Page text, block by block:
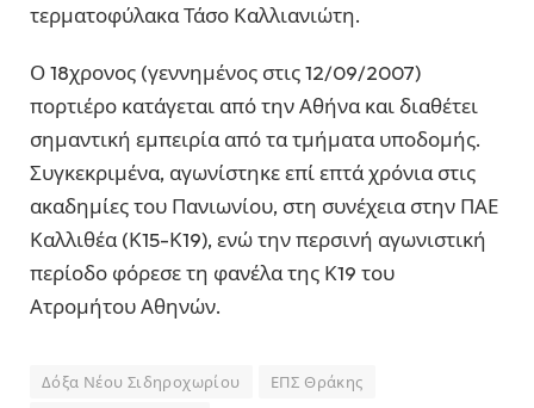
τερματοφύλακα Τάσο Καλλιανιώτη.
Ο 18χρονος (γεννημένος στις 12/09/2007)
πορτιέρο κατάγεται από την Αθήνα και διαθέτει
σημαντική εμπειρία από τα τμήματα υποδομής.
Συγκεκριμένα, αγωνίστηκε επί επτά χρόνια στις
ακαδημίες του Πανιωνίου, στη συνέχεια στην ΠΑΕ
Καλλιθέα (Κ15-Κ19), ενώ την περσινή αγωνιστική
περίοδο φόρεσε τη φανέλα της Κ19 του
Ατρομήτου Αθηνών.
Δόξα Νέου Σιδηροχωρίου
ΕΠΣ Θράκης